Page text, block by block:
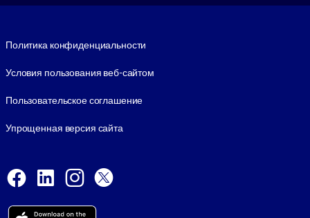
Политика конфиденциальности
Условия пользования веб-сайтом
Пользовательское соглашение
Упрощенная версия сайта
Facebook
LinkedInInstagram